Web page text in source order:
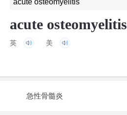
acute osteomyelitis
英 美
急性骨髓炎